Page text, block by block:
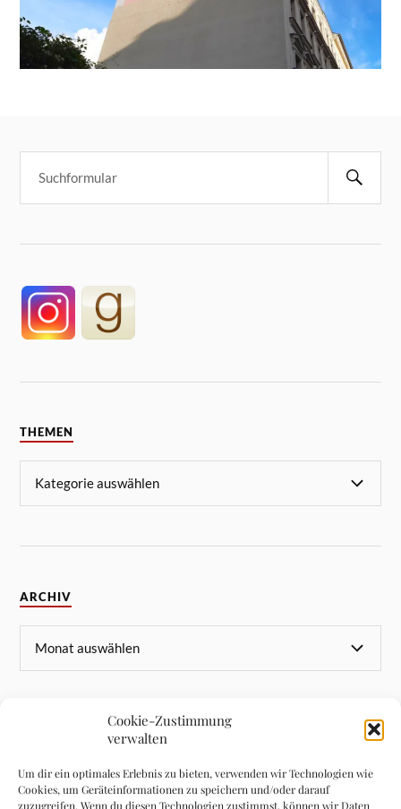
Cookie-Zustimmung
verwalten
Um dir ein optimales Erlebnis zu bieten, verwenden wir Technologien wie
Cookies, um Geräteinformationen zu speichern und/oder darauf
zuzugreifen. Wenn du diesen Technologien zustimmst, können wir Daten
THEMEN
ARCHIV
Anmelden